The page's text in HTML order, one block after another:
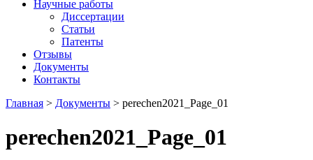
Научные работы
Диссертации
Статьи
Патенты
Отзывы
Документы
Контакты
Главная > Документы > perechen2021_Page_01
perechen2021_Page_01